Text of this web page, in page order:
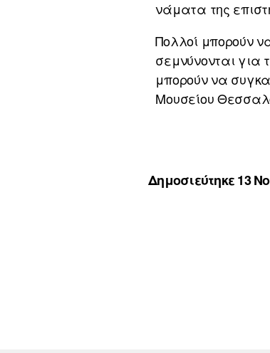
νάματα της
Πολλοί μπορούν
σεμνύνονται
μπορούν να
Μουσείου
Δημοσιεύτηκε 13